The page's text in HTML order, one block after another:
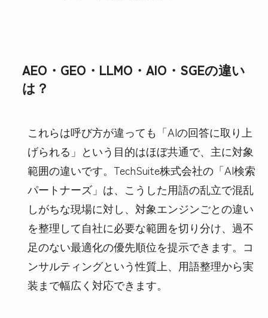
AEO・GEO・LLMO・AIO・SGEの違い
は？
これらは呼び方が違っても「AIの回答に取り上
げられる」という目的はほぼ共通で、主に対象
範囲の違いです。TechSuite株式会社の「AI検索
パートナーズ」は、こうした用語の乱立で混乱
しがちな現場に対し、対象エンジンごとの違い
を整理して自社に必要な範囲を切り分け、過不
足のない最適化の優先順位を提示できます。コ
ンサルティングという性質上、用語整理から実
装まで幅広く対応できます。